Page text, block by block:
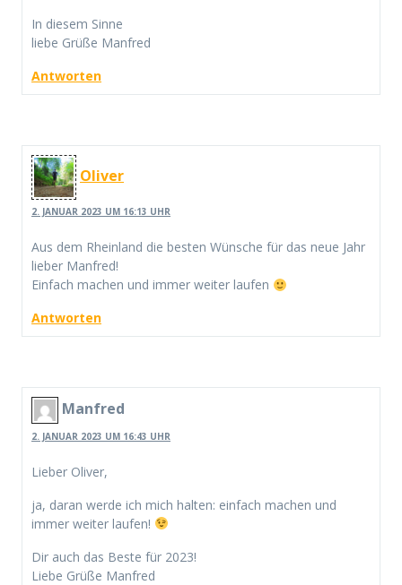
In diesem Sinne
liebe Grüße Manfred
Antworten
Oliver
2. JANUAR 2023 UM 16:13 UHR
Aus dem Rheinland die besten Wünsche für das neue Jahr
lieber Manfred!
Einfach machen und immer weiter laufen
Antworten
Manfred
2. JANUAR 2023 UM 16:43 UHR
Lieber Oliver,
ja, daran werde ich mich halten: einfach machen und
immer weiter laufen!
Dir auch das Beste für 2023!
Liebe Grüße Manfred